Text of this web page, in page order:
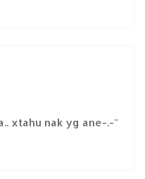
xtahu nak yg ane-.-"